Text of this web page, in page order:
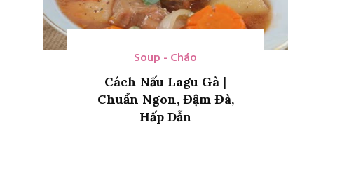
Chè
Cách Làm Hạt Lựu Bột
Năng Đơn Giản, Để Nấu
Chè